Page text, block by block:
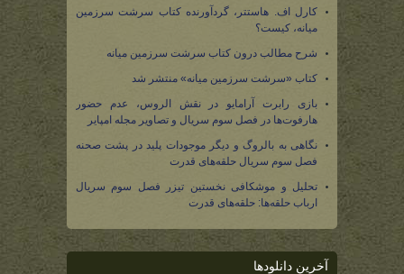
کارل اف. هاستتر، گردآورنده کتاب سرشت سرزمین
میانه، کیست؟
شرح مطالب درون کتاب سرشت سرزمین میانه
کتاب «سرشت سرزمین میانه» منتشر شد
بازی رابرت آرامایو در نقش الروس، عدم حضور
هارفوت‌ها در فصل سوم سریال و تصاویر مجله امپایر
نگاهی به بالروگ و دیگر موجودات پلید در پشت صحنه
فصل سوم سریال حلقه‌های قدرت
تحلیل و موشکافی نخستین تیزر فصل سوم سریال
ارباب حلقه‌ها: حلقه‌های قدرت
آخرین دانلودها